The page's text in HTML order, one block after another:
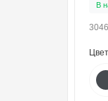
В
Цвет